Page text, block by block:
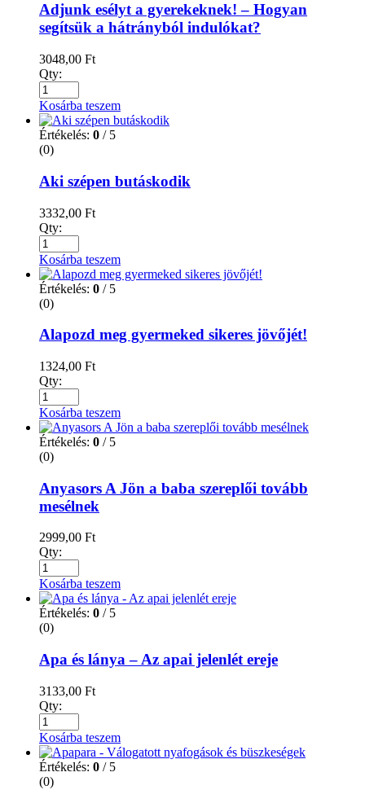
Adjunk esélyt a gyerekeknek! – Hogyan
segítsük a hátrányból indulókat?
3048,00 Ft
Qty:
Kosárba teszem
Értékelés: 0 / 5
(0)
Aki szépen butáskodik
3332,00 Ft
Qty:
Kosárba teszem
Értékelés: 0 / 5
(0)
Alapozd meg gyermeked sikeres jövőjét!
1324,00 Ft
Qty:
Kosárba teszem
Értékelés: 0 / 5
(0)
Anyasors A Jön a baba szereplői tovább
mesélnek
2999,00 Ft
Qty:
Kosárba teszem
Értékelés: 0 / 5
(0)
Apa és lánya – Az apai jelenlét ereje
3133,00 Ft
Qty:
Kosárba teszem
Értékelés: 0 / 5
(0)